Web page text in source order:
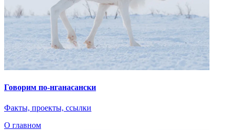
Говорим по-нганасански
Факты, проекты, ссылки
О главном